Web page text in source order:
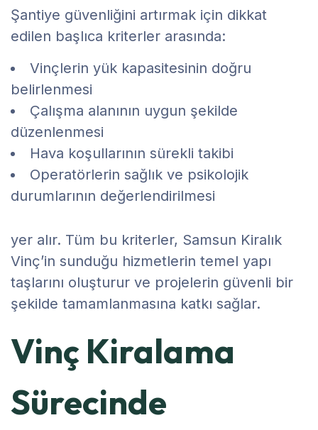
Şantiye güvenliğini artırmak için dikkat
edilen başlıca kriterler arasında:
Vinçlerin yük kapasitesinin doğru
belirlenmesi
Çalışma alanının uygun şekilde
düzenlenmesi
Hava koşullarının sürekli takibi
Operatörlerin sağlık ve psikolojik
durumlarının değerlendirilmesi
yer alır. Tüm bu kriterler, Samsun Kiralık
Vinç’in sunduğu hizmetlerin temel yapı
taşlarını oluşturur ve projelerin güvenli bir
şekilde tamamlanmasına katkı sağlar.
Vinç Kiralama
Sürecinde